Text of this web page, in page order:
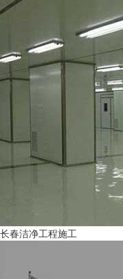
长春洁净工程施工